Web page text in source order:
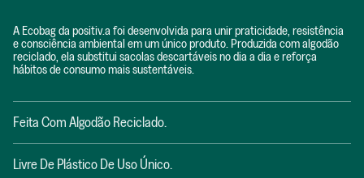
A Ecobag da positiv.a foi desenvolvida para unir praticidade, resistência
e consciência ambiental em um único produto. Produzida com algodão
reciclado, ela substitui sacolas descartáveis no dia a dia e reforça
hábitos de consumo mais sustentáveis.
Feita Com Algodão Reciclado.
Livre De Plástico De Uso Único.